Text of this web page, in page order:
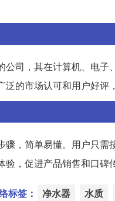
司，其在计算机、电
的市场认可和用户好评
，简单易懂。用户只需
，促进产品销售和口碑传
标签： 净水器 水质